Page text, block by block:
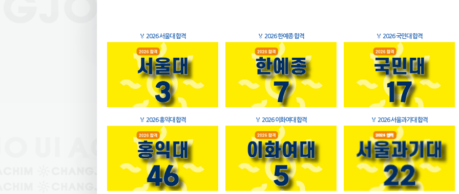
🏅 2026 서울대 합격 🏅 2026 한예종 합격 🏅 2026 국민대 합격
🏅 2026 홍익대 합격 🏅 2026 이화여대 합격 🏅 2026 서울과기대 합격